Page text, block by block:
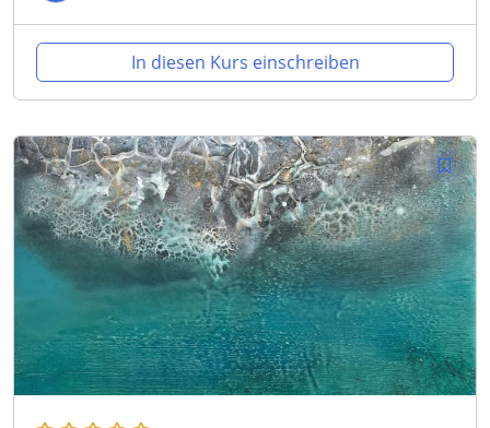
In diesen Kurs einschreiben